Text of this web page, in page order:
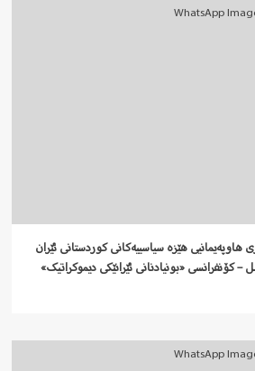
هاوپەیمانیی هێزە سیاسییەکانی کوردستانی ئێران
– کۆنفرانسی «بونیادنانی ئێرانێکی دیموکراتیک»